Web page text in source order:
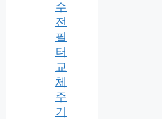
수
전
필
터
교
체
주
기